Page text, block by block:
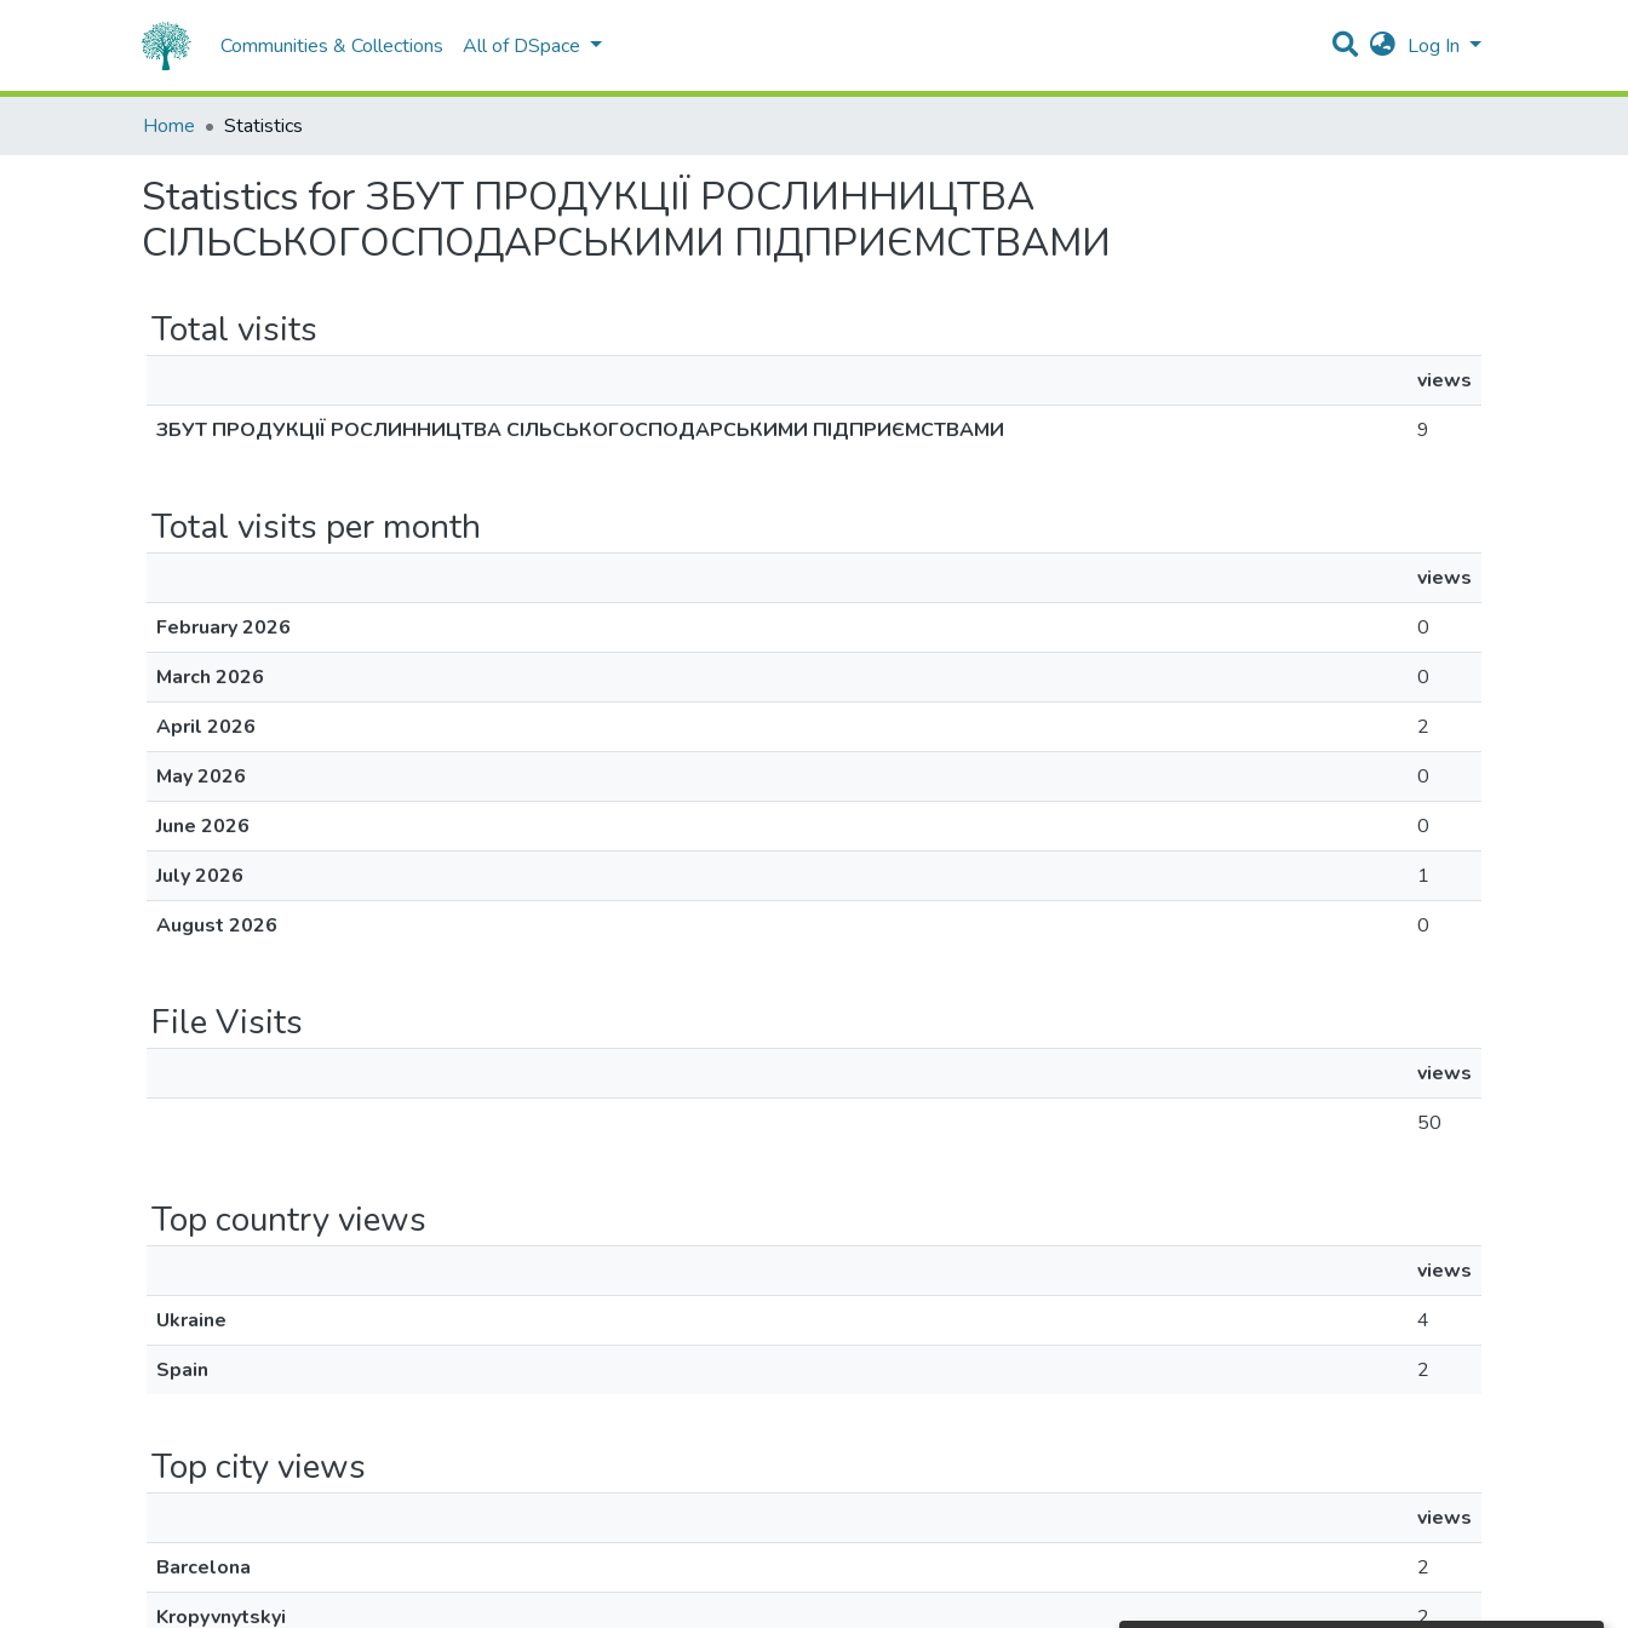
Communities & Collections All of DSpace Log In
Home Statistics
Statistics for ЗБУТ ПРОДУКЦІЇ РОСЛИННИЦТВА
СІЛЬСЬКОГОСПОДАРСЬКИМИ ПІДПРИЄМСТВАМИ
Total visits
views
ЗБУТ ПРОДУКЦІЇ РОСЛИННИЦТВА СІЛЬСЬКОГОСПОДАРСЬКИМИ ПІДПРИЄМСТВАМИ
9
Total visits per month
views
February 2026
0
March 2026
0
April 2026
2
May 2026
0
June 2026
0
July 2026
1
August 2026
0
File Visits
views
50
Top country views
views
Ukraine
4
Spain
2
Top city views
views
Barcelona
2
Kropyvnytskyi
2